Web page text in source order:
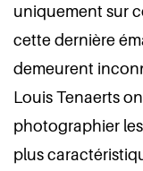
uniquement sur
cette dernière
demeurent
Louis Tenaerts
photographier
plus